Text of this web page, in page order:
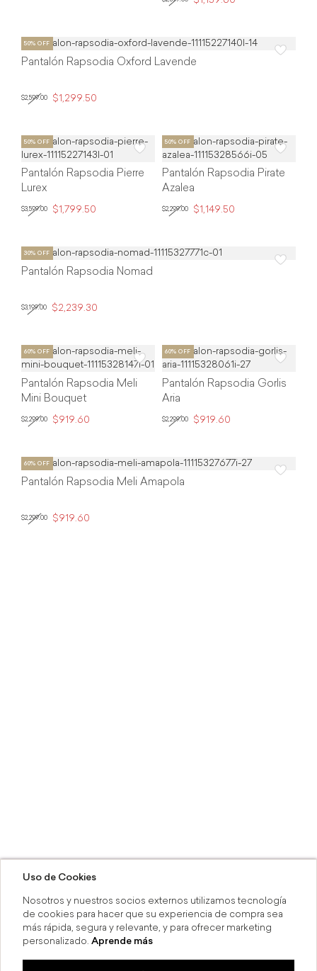
Pantalón Rapsodia Oxford Lavende
$2,599.00 $1,299.50
Pantalón Rapsodia Pierre
Lurex
$3,599.00 $1,799.50
Pantalón Rapsodia Pirate
Azalea
$2,299.00 $1,149.50
Pantalón Rapsodia Nomad
$3,199.00 $2,239.30
Pantalón Rapsodia Meli
Mini Bouquet
$2,299.00 $919.60
Pantalón Rapsodia Gorlis
Aria
$2,299.00 $919.60
Pantalón Rapsodia Meli Amapola
$2,299.00 $919.60
Uso de Cookies
Nosotros y nuestros socios externos utilizamos tecnología
de cookies para hacer que su experiencia de compra sea
más rápida, segura y relevante, y para ofrecer marketing
personalizado. Aprende más